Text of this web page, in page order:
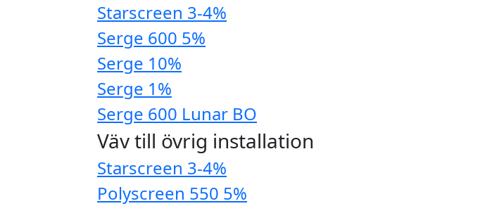
Starscreen 3-4%
Serge 600 5%
Serge 10%
Serge 1%
Serge 600 Lunar BO
Väv till övrig installation
Starscreen 3-4%
Polyscreen 550 5%